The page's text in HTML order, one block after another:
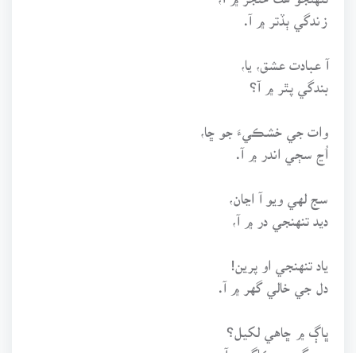
زندگي ٻڏتر ۾ آ.
آ عبادت عشق، يا،
بندگي پٿر ۾ آ؟
وات جي خشڪيءَ جو ڇا،
اُڃ سڄي اندر ۾ آ.
سج لهي ويو آ اڃان،
ديد تنهنجي در ۾ آ،
ياد تنهنجي او پرين!
دل جي خالي گهر ۾ آ.
ڀاڳ ۾ ڇاهي لکيل؟
سو ڳجهي ڪاڳر ۾ آ.